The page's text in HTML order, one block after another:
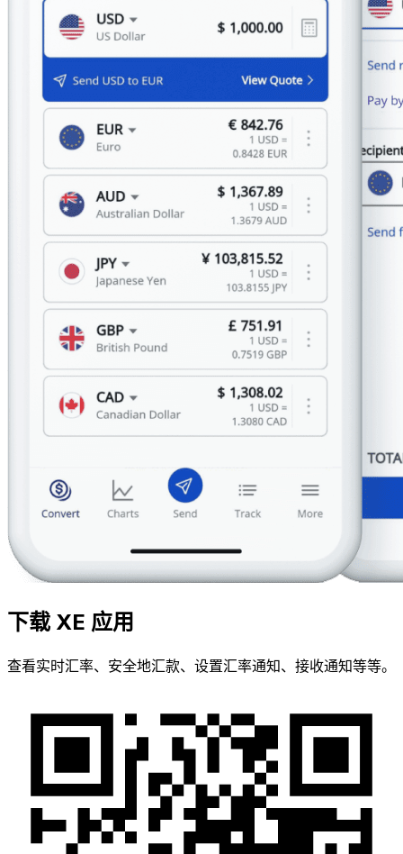
下载 XE 应用
查看实时汇率、安全地汇款、设置汇率通知、接收通知等等。